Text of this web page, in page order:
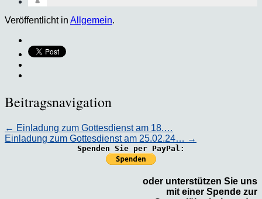
Veröffentlicht in Allgemein.
Beitragsnavigation
← Einladung zum Gottesdienst am 18.…
Einladung zum Gottesdienst am 25.02.24… →
Spenden Sie per PayPal:
oder unterstützen Sie uns
mit einer Spende zur